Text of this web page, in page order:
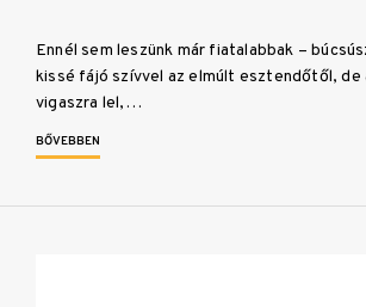
Ennél sem leszünk már fiatalabbak –
kissé fájó szívvel az elmúlt esztendőtől, de
vigaszra lel,…
BŐVEBBEN